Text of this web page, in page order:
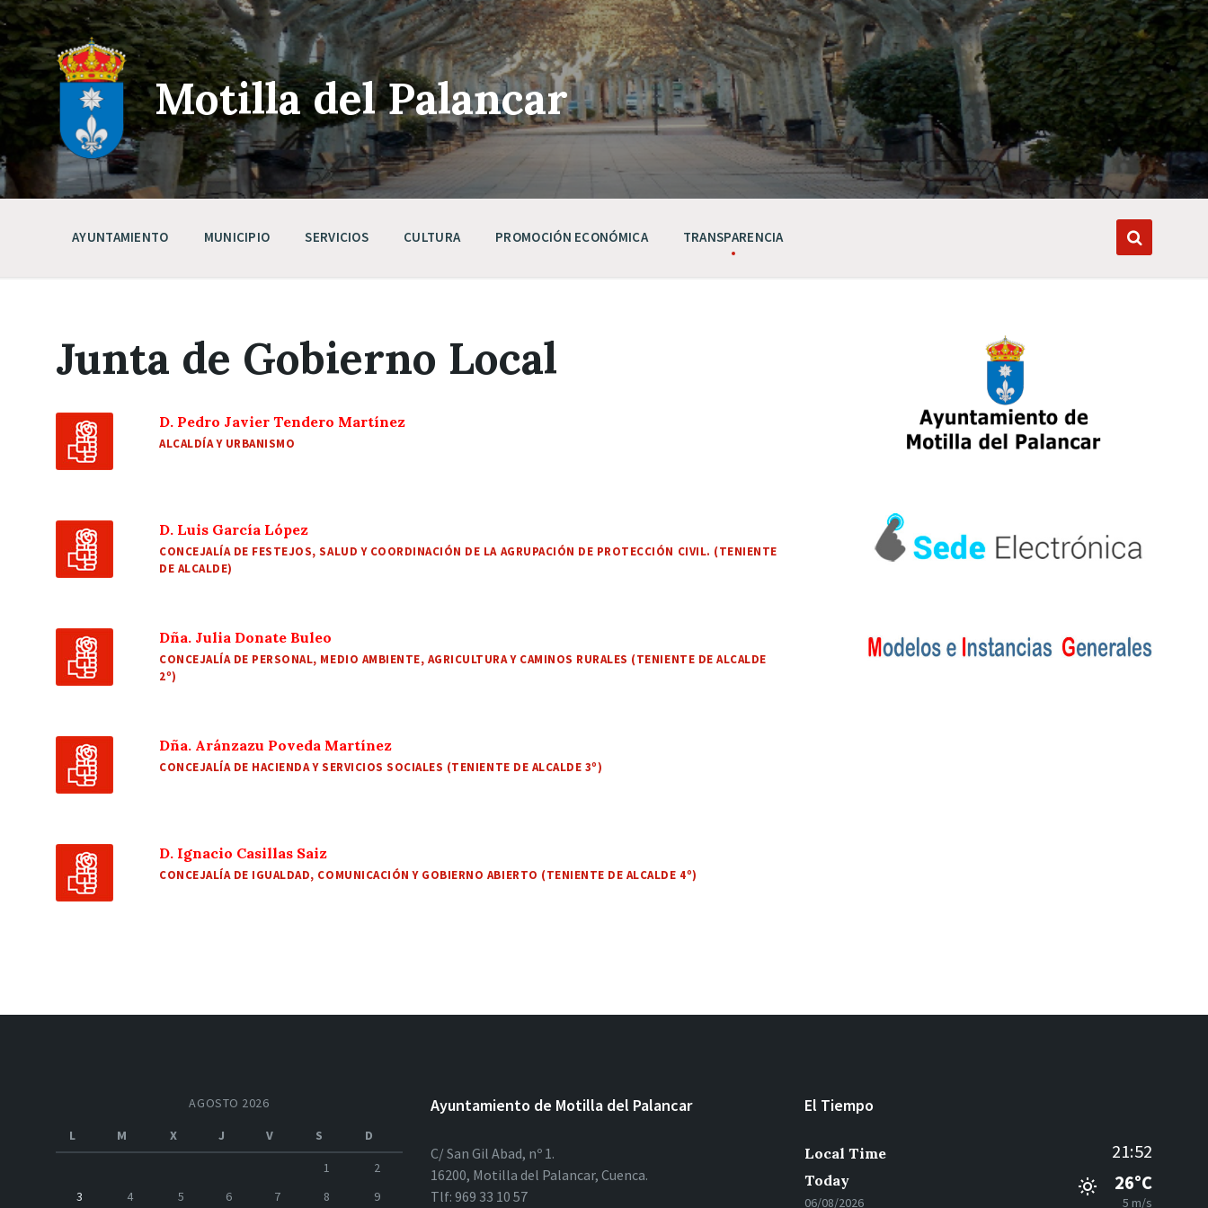
Skip
to
content
Saltar
a
la
navegación
principal
Saltar
a
pie
de
página
Motilla del Palancar
AYUNTAMIENTO MUNICIPIO SERVICIOS CULTURA PROMOCIÓN ECONÓMICA TRANSPARENCIA
Junta de Gobierno Local
D. Pedro Javier Tendero Martínez
ALCALDÍA Y URBANISMO
D. Luis García López
CONCEJALÍA DE FESTEJOS, SALUD Y COORDINACIÓN DE LA AGRUPACIÓN DE PROTECCIÓN CIVIL. (TENIENTE
DE ALCALDE)
Dña. Julia Donate Buleo
CONCEJALÍA DE PERSONAL, MEDIO AMBIENTE, AGRICULTURA Y CAMINOS RURALES (TENIENTE DE ALCALDE
2º)
Dña. Aránzazu Poveda Martínez
CONCEJALÍA DE HACIENDA Y SERVICIOS SOCIALES (TENIENTE DE ALCALDE 3º)
D. Ignacio Casillas Saiz
CONCEJALÍA DE IGUALDAD, COMUNICACIÓN Y GOBIERNO ABIERTO (TENIENTE DE ALCALDE 4º)
AGOSTO 2026
L
M X J V S
D
1
2
3
4 5 6 7 8 9
Ayuntamiento de Motilla del Palancar
C/ San Gil Abad, nº 1.
16200, Motilla del Palancar, Cuenca.
Tlf: 969 33 10 57
El Tiempo
Local Time 21:52
Today
06/08/2026
26°C
5 m/s